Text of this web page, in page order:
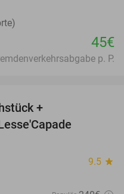
45€
p. P.
+
9.5 star